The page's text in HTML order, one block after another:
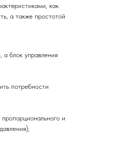
как
а также простотой
а блок управления
потребности
и